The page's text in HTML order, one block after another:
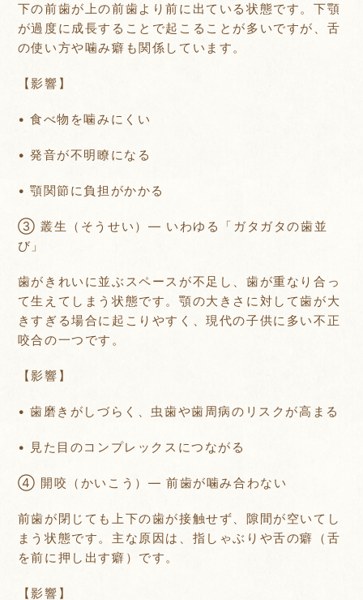
下の前歯が上の前歯より前に出ている状態です。下顎
が過度に成長することで起こることが多いですが、舌
の使い方や噛み癖も関係しています。
【影響】
• 食べ物を噛みにくい
• 発音が不明瞭になる
• 顎関節に負担がかかる
③ 叢生（そうせい）— いわゆる「ガタガタの歯並
び」
歯がきれいに並ぶスペースが不足し、歯が重なり合っ
て生えてしまう状態です。顎の大きさに対して歯が大
きすぎる場合に起こりやすく、現代の子供に多い不正
咬合の一つです。
【影響】
• 歯磨きがしづらく、虫歯や歯周病のリスクが高まる
• 見た目のコンプレックスにつながる
④ 開咬（かいこう）— 前歯が噛み合わない
前歯が閉じても上下の歯が接触せず、隙間が空いてし
まう状態です。主な原因は、指しゃぶりや舌の癖（舌
を前に押し出す癖）です。
【影響】